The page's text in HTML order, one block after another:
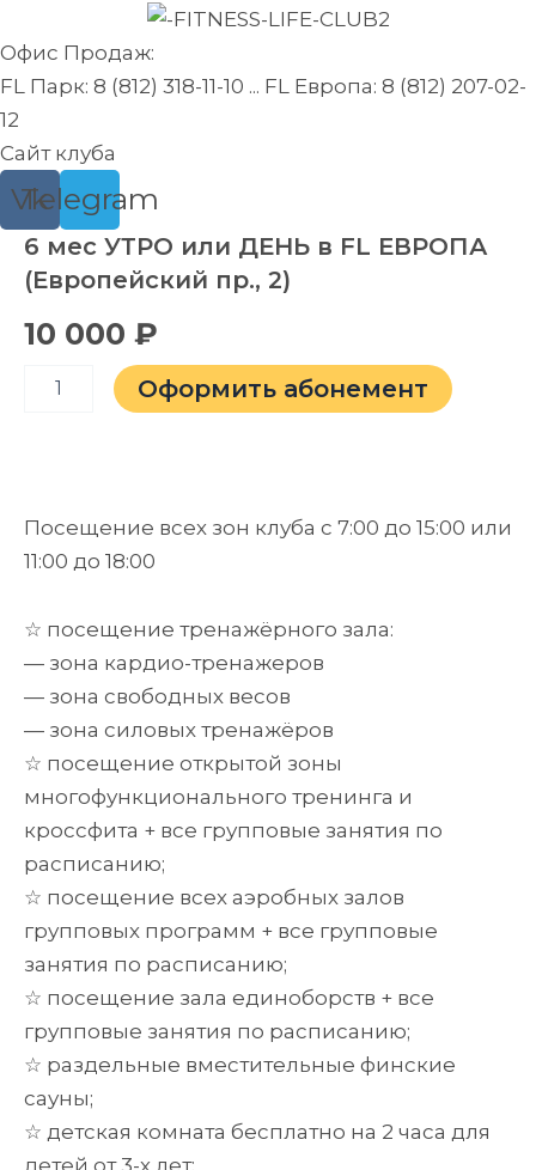
к
содержимому
Офис Продаж:
FL Парк: 8 (812) 318-11-10 ... FL Европа: 8 (812) 207-02-
12
Сайт клуба
Vk
Telegram
6 мес УТРО или ДЕНЬ в FL ЕВРОПА
(Европейский пр., 2)
10 000 ₽
Количество
6
УТРО
ДЕНЬ
2)
Оформить абонемент
Посещение всех зон клуба с 7:00 до 15:00 или
11:00 до 18:00
☆ посещение тренажёрного зала:
— зона кардио-тренажеров
— зона свободных весов
— зона силовых тренажёров
☆ посещение открытой зоны
многофункционального тренинга и
кроссфита + все групповые занятия по
расписанию;
☆ посещение всех аэробных залов
групповых программ + все групповые
занятия по расписанию;
☆ посещение зала единоборств + все
групповые занятия по расписанию;
☆ раздельные вместительные финские
сауны;
☆ детская комната бесплатно на 2 часа для